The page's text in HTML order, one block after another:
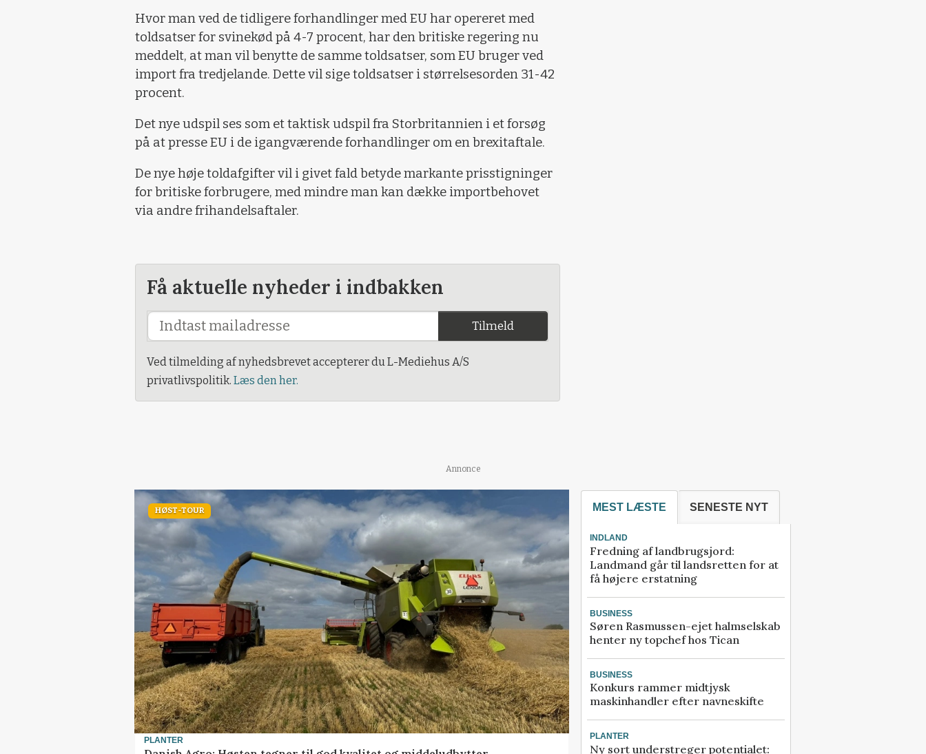
Hvor man ved de tidligere forhandlinger med EU har opereret med
toldsatser for svinekød på 4-7 procent, har den britiske regering nu
meddelt, at man vil benytte de samme toldsatser, som EU bruger ved
import fra tredjelande. Dette vil sige toldsatser i størrelsesorden 31-42
procent.
Det nye udspil ses som et taktisk udspil fra Storbritannien i et forsøg
på at presse EU i de igangværende forhandlinger om en brexitaftale.
De nye høje toldafgifter vil i givet fald betyde markante prisstigninger
for britiske forbrugere, med mindre man kan dække importbehovet
via andre frihandelsaftaler.
Få aktuelle nyheder i indbakken
Tilmeld
Ved tilmelding af nyhedsbrevet accepterer du L-Mediehus A/S
privatlivspolitik. Læs den her.
Annonce
HØST-TOUR
PLANTER
MEST LÆSTE SENESTE NYT
INDLAND
Fredning af landbrugsjord:
Landmand går til landsretten for at
få højere erstatning
BUSINESS
Søren Rasmussen-ejet halmselskab
henter ny topchef hos Tican
BUSINESS
Konkurs rammer midtjysk
maskinhandler efter navneskifte
PLANTER
Ny sort understreger potentialet: